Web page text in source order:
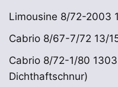
Limousine 8/72-2003
Cabrio 8/67-7/72 13/
Cabrio 8/72-1/80
Dichthaftschnur)